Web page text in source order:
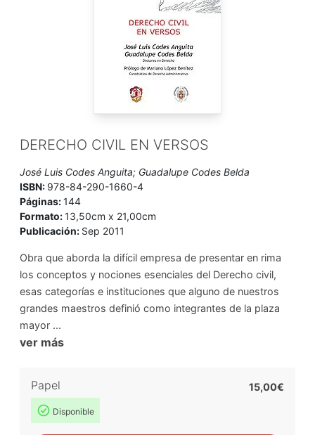
DERECHO CIVIL EN VERSOS
José Luis Codes Anguita; Guadalupe Codes Belda
ISBN: 978-84-290-1660-4
Páginas:144
Formato:13,50cm x 21,00cm
Publicación: Sep 2011
Obra que aborda la difícil empresa de presentar en rima
los conceptos y nociones esenciales del Derecho civil,
esas categorías e instituciones que alguno de nuestros
grandes maestros definió como integrantes de la plaza
mayor ...
ver más
Papel
Disponible
15,00€